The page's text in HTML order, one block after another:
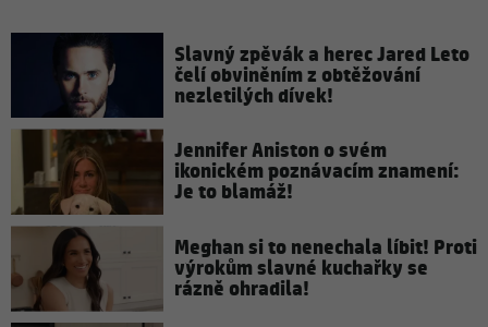
Slavný zpěvák a herec Jared Leto
čelí obviněním z obtěžování
nezletilých dívek!
Jennifer Aniston o svém
ikonickém poznávacím znamení:
Je to blamáž!
Meghan si to nenechala líbit! Proti
výrokům slavné kuchařky se
rázně ohradila!